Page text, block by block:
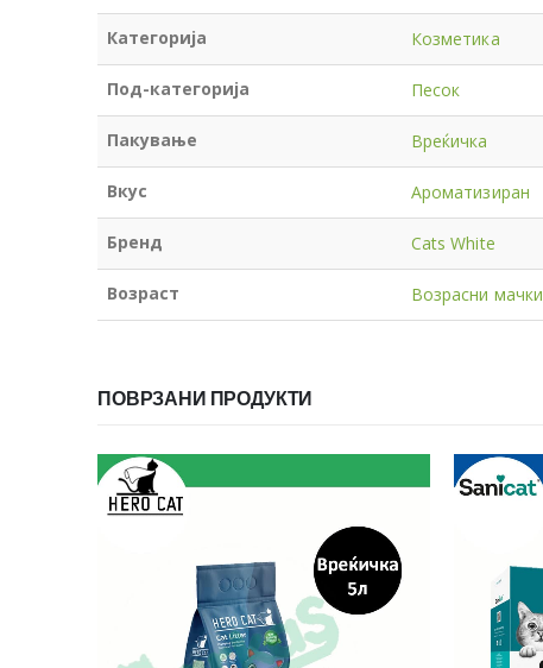
Категорија Козметика
Под-категорија Песок
Пакување Вреќичка
Вкус Ароматизиран
Бренд Cats White
Возраст Возрасни мачки
ПОВРЗАНИ ПРОДУКТИ